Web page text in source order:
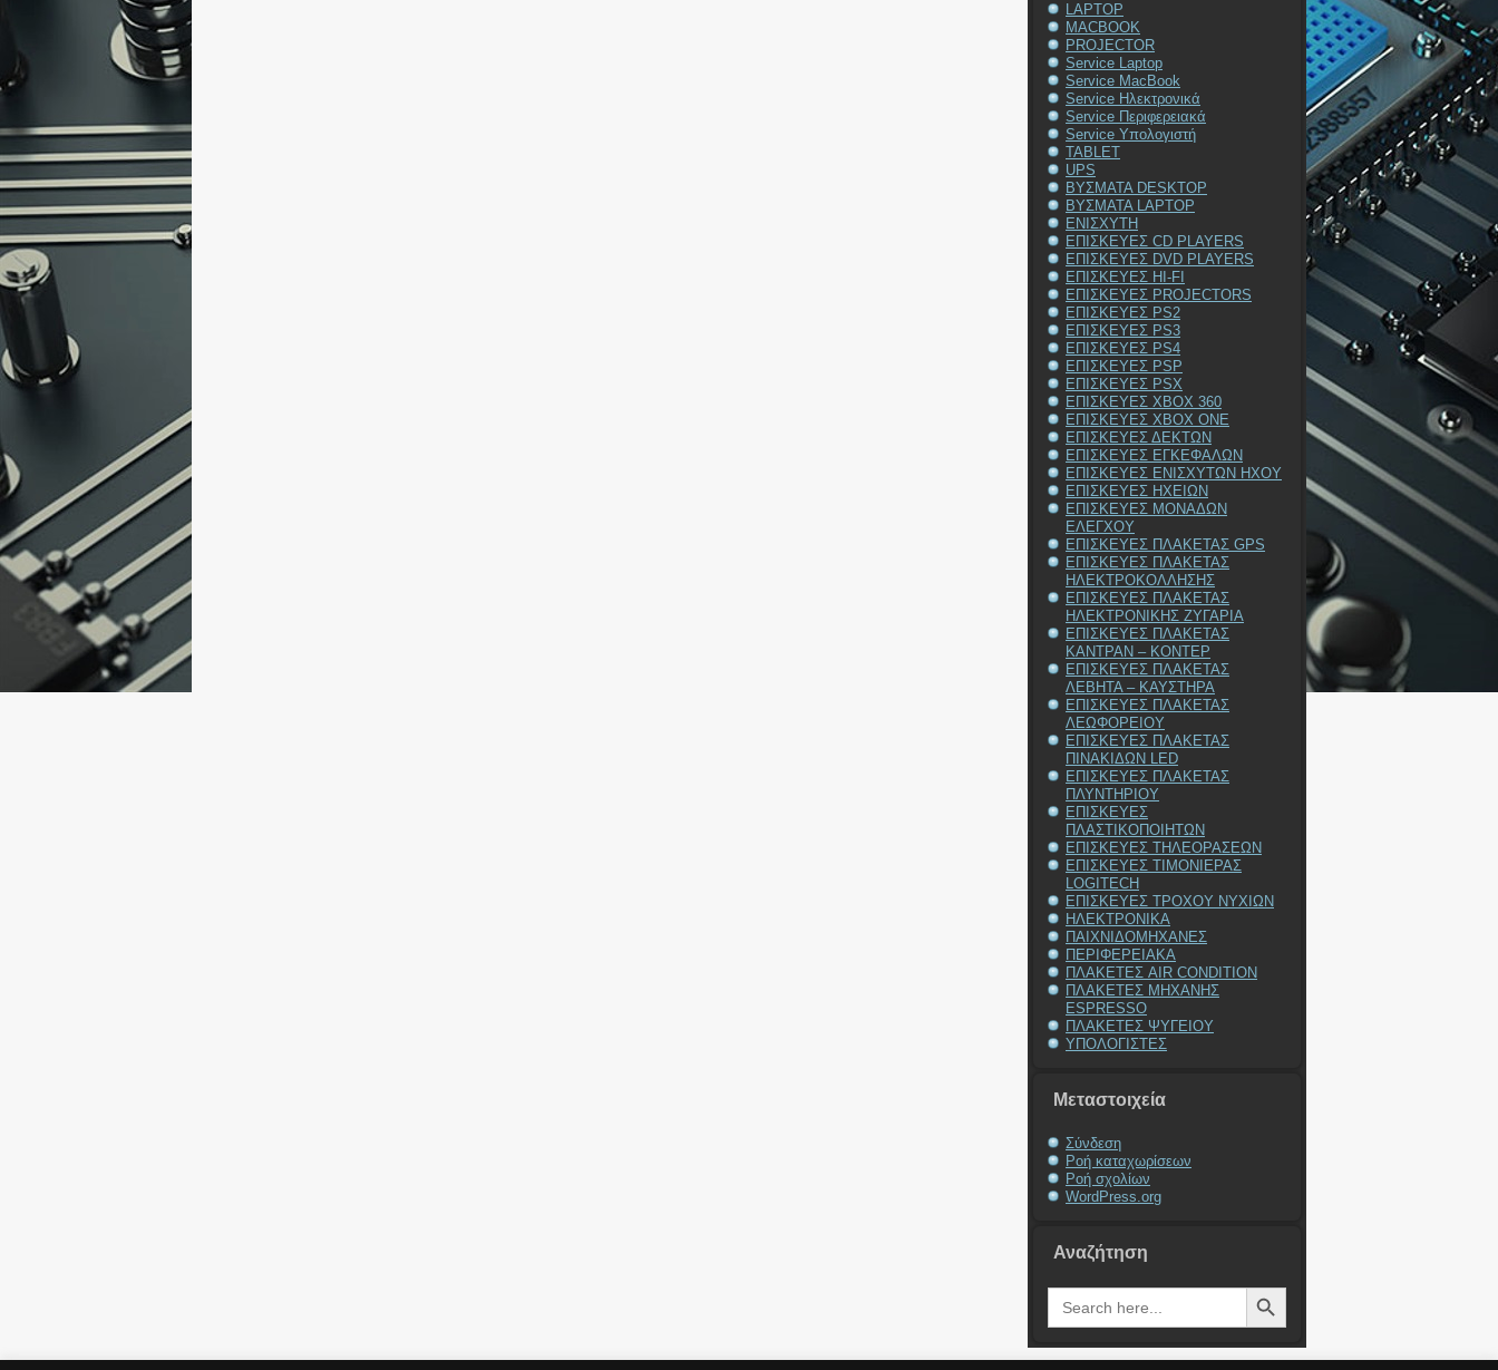
LAPTOP
MACBOOK
PROJECTOR
Service Laptop
Service MacBook
Service Ηλεκτρονικά
Service Περιφερειακά
Service Υπολογιστή
TABLET
UPS
ΒΥΣΜΑΤΑ DESKTOP
ΒΥΣΜΑΤΑ LAPTOP
ΕΝΙΣΧΥΤΗ
ΕΠΙΣΚΕΥΕΣ CD PLAYERS
ΕΠΙΣΚΕΥΕΣ DVD PLAYERS
ΕΠΙΣΚΕΥΕΣ HI-FI
ΕΠΙΣΚΕΥΕΣ PROJECTORS
ΕΠΙΣΚΕΥΕΣ PS2
ΕΠΙΣΚΕΥΕΣ PS3
ΕΠΙΣΚΕΥΕΣ PS4
ΕΠΙΣΚΕΥΕΣ PSP
ΕΠΙΣΚΕΥΕΣ PSX
ΕΠΙΣΚΕΥΕΣ XBOX 360
ΕΠΙΣΚΕΥΕΣ XBOX ONE
ΕΠΙΣΚΕΥΕΣ ΔΕΚΤΩΝ
ΕΠΙΣΚΕΥΕΣ ΕΓΚΕΦΑΛΩΝ
ΕΠΙΣΚΕΥΕΣ ΕΝΙΣΧΥΤΩΝ ΗΧΟΥ
ΕΠΙΣΚΕΥΕΣ ΗΧΕΙΩΝ
ΕΠΙΣΚΕΥΕΣ ΜΟΝΑΔΩΝ
ΕΛΕΓΧΟΥ
ΕΠΙΣΚΕΥΕΣ ΠΛΑΚΕΤΑΣ GPS
ΕΠΙΣΚΕΥΕΣ ΠΛΑΚΕΤΑΣ
ΗΛΕΚΤΡΟΚΟΛΛΗΣΗΣ
ΕΠΙΣΚΕΥΕΣ ΠΛΑΚΕΤΑΣ
ΗΛΕΚΤΡΟΝΙΚΗΣ ΖΥΓΑΡΙΑ
ΕΠΙΣΚΕΥΕΣ ΠΛΑΚΕΤΑΣ
ΚΑΝΤΡΑΝ – ΚΟΝΤΕΡ
ΕΠΙΣΚΕΥΕΣ ΠΛΑΚΕΤΑΣ
ΛΕΒΗΤΑ – ΚΑΥΣΤΗΡΑ
ΕΠΙΣΚΕΥΕΣ ΠΛΑΚΕΤΑΣ
ΛΕΩΦΟΡΕΙΟΥ
ΕΠΙΣΚΕΥΕΣ ΠΛΑΚΕΤΑΣ
ΠΙΝΑΚΙΔΩΝ LED
ΕΠΙΣΚΕΥΕΣ ΠΛΑΚΕΤΑΣ
ΠΛΥΝΤΗΡΙΟΥ
ΕΠΙΣΚΕΥΕΣ
ΠΛΑΣΤΙΚΟΠΟΙΗΤΩΝ
ΕΠΙΣΚΕΥΕΣ ΤΗΛΕΟΡΑΣΕΩΝ
ΕΠΙΣΚΕΥΕΣ ΤΙΜΟΝΙΕΡΑΣ
LOGITECH
ΕΠΙΣΚΕΥΕΣ ΤΡΟΧΟΥ ΝΥΧΙΩΝ
ΗΛΕΚΤΡΟΝΙΚΑ
ΠΑΙΧΝΙΔΟΜΗΧΑΝΕΣ
ΠΕΡΙΦΕΡΕΙΑΚΑ
ΠΛΑΚΕΤΕΣ AIR CONDITION
ΠΛΑΚΕΤΕΣ ΜΗΧΑΝΗΣ
ESPRESSO
ΠΛΑΚΕΤΕΣ ΨΥΓΕΙΟΥ
ΥΠΟΛΟΓΙΣΤΕΣ
Μεταστοιχεία
Σύνδεση
Ροή καταχωρίσεων
Ροή σχολίων
WordPress.org
Αναζήτηση
Search
for:
Search Button